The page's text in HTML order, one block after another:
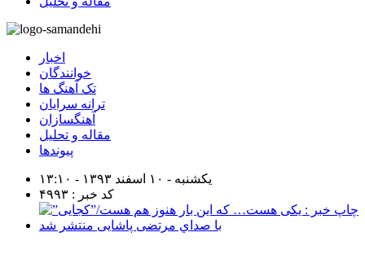
اخبار
خوانندگان
تک آهنگ ها
ترانه سرایان
آهنگسازان
مقاله و تحلیل
پیوندها
یکشنبه - ۱۰ اسفند ۱۳۹۳ - ۱۳:۱۰
کد خبر : ۴۹۹۳